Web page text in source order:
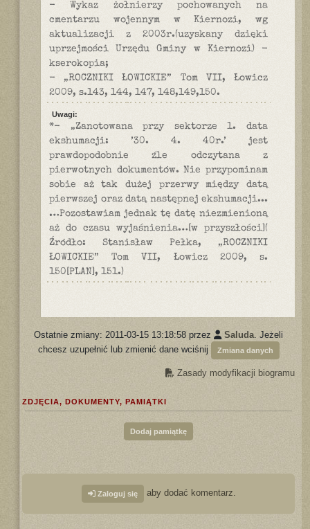
- Wykaz żołnierzy pochowanych na
cmentarzu wojennym w Kiernozi, wg
aktualizacji z 2003r.(uzyskany dzięki
uprzejmości Urzędu Gminy w Kiernozi) -
kserokopia;
- „ROCZNIKI ŁOWICKIE” Tom VII, Łowicz
2009, s.143, 144, 147, 148,149,150.
Uwagi:
*- „Zanotowana przy sektorze 1. data
ekshumacji: ’30. 4. 40r.’ jest
prawdopodobnie źle odczytana z
pierwotnych dokumentów. Nie przypominam
sobie aż tak dużej przerwy między datą
pierwszej oraz datą następnej ekshumacji...
…Pozostawiam jednak tę datę niezmienioną
aż do czasu wyjaśnienia…[w przyszłości](
Źródło: Stanisław Pełka, „ROCZNIKI
ŁOWICKIE” Tom VII, Łowicz 2009, s.
150[PLAN], 151.)
Ostatnie zmiany: 2011-03-15 13:18:58 przez Saluda. Jeżeli
chcesz uzupełnić lub zmienić dane wciśnij
Zmiana danych
Zasady modyfikacji biogramu
ZDJĘCIA, DOKUMENTY, PAMIĄTKI
Dodaj pamiątkę
Zaloguj się aby dodać komentarz.